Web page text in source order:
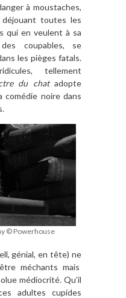
à moustaches,
déjouant toutes les
qui en veulent à sa
coupables, se
les pièges fatals.
tellement
du chatadopte
noire dans
© Powerhouse
génial, en tête) ne
méchants mais
médiocrité. Qu’il
adultes cupides